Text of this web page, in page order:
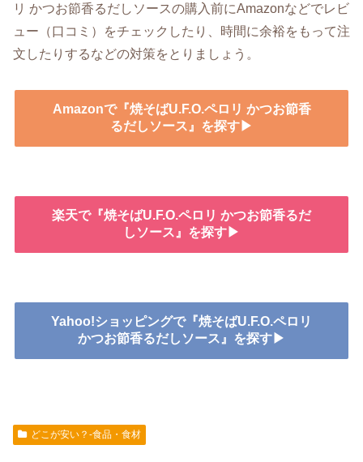
リ かつお節香るだしソースの購入前にAmazonなどでレビ
ュー（口コミ）をチェックしたり、時間に余裕をもって注
文したりするなどの対策をとりましょう。
Amazonで『焼そばU.F.O.ペロリ かつお節香
るだしソース』を探す▶
楽天で『焼そばU.F.O.ペロリ かつお節香るだ
しソース』を探す▶
Yahoo!ショッピングで『焼そばU.F.O.ペロリ
かつお節香るだしソース』を探す▶
どこが安い？-食品・食材